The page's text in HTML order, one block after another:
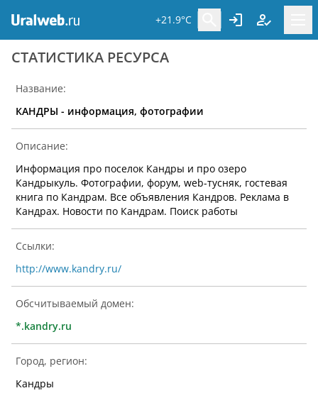
+21.9°C
CТАТИСТИКА РЕСУРСА
Название:
КАНДРЫ - информация, фотографии
Описание:
Информация про поселок Кандры и про озеро
Кандрыкуль. Фотографии, форум, web-тусняк, гостевая
книга по Кандрам. Все объявления Кандров. Реклама в
Кандрах. Новости по Кандрам. Поиск работы
Ссылки:
http://www.kandry.ru/
Обсчитываемый домен:
*.kandry.ru
Город, регион:
Кандры